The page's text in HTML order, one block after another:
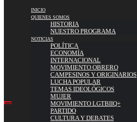
INICIO
QUIENES SOMOS
HISTORIA
NUESTRO PROGRAMA
NOTICIAS
POLÍTICA
ECONOMÍA
INTERNACIONAL
MOVIMIENTO OBRERO
CAMPESINOS Y ORIGINARIOS
LUCHA POPULAR
TEMAS IDEOLÓGICOS
MUJER
MOVIMIENTO LGTBIIQ+
PARTIDO
CULTURA Y DEBATES